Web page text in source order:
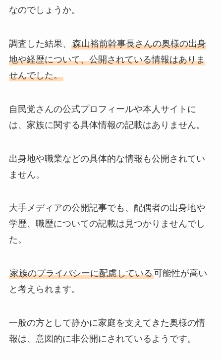
なのでしょうか。
調査した結果、 森山裕前幹事長さんの奥様の出身
地や経歴について、公開されている情報はありま
せんでした。
自民党さんの公式プロフィールや本人サイトに
は、家族に関する具体情報の記載はありません。
出身地や職業などの具体的な情報も公開されてい
ません。
大手メディアの公開記事でも、配偶者の出身地や
学歴、職歴についての記載は見つかりませんでし
た。
家族のプライバシーに配慮している可能性が高い
と考えられます。
一般の方として静かに家庭を支えてきた奥様の情
報は、意図的に非公開にされているようです。